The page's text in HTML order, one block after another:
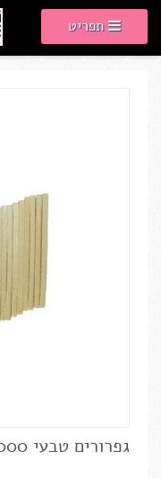
תפריט
גפרורים טבעי 1000 יחידות